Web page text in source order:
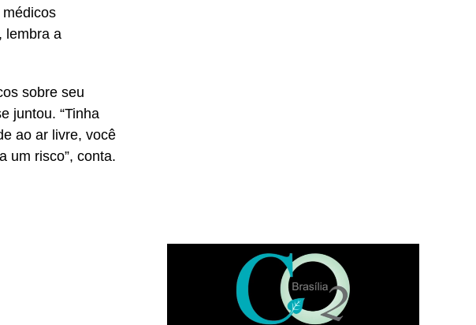
lembra a
sobre seu
juntou. “Tinha
ao ar livre, você
um risco”, conta.